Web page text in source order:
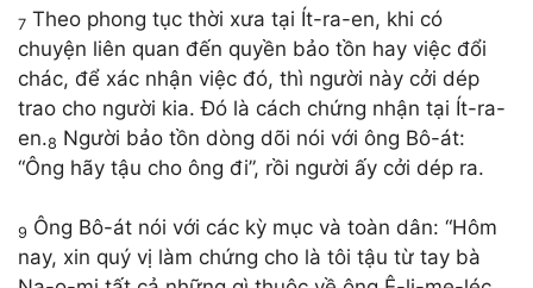
7 Theo phong tục thời xưa tại Ít-ra-en, khi có
chuyện liên quan đến quyền bảo tồn hay việc đổi
chác, để xác nhận việc đó, thì người này cởi dép
trao cho người kia. Đó là cách chứng nhận tại Ít-ra-
en.8 Người bảo tồn dòng dõi nói với ông Bô-át:
“Ông hãy tậu cho ông đi”, rồi người ấy cởi dép ra.
9 Ông Bô-át nói với các kỳ mục và toàn dân: “Hôm
nay, xin quý vị làm chứng cho là tôi tậu từ tay bà